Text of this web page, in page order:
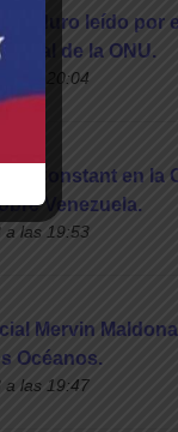
Maduro leído por
de la ONU.
a las 20:04
Constant en la
Venezuela.
a las 19:53
Mervin
Océanos.
a las 19:47